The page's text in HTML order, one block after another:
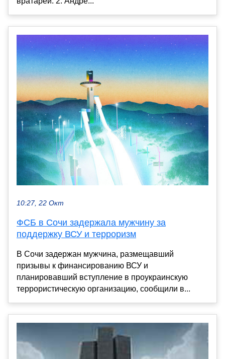
10:27, 22 Окт
ФСБ в Сочи задержала мужчину за
поддержку ВСУ и терроризм
В Сочи задержан мужчина, размещавший
призывы к финансированию ВСУ и
планировавший вступление в проукраинскую
террористическую организацию, сообщили в...